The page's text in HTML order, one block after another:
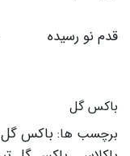
قدم نو رسیده
باکس گل
برچسب ها: باکس